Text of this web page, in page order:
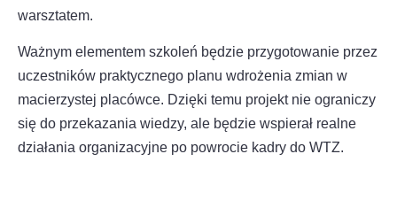
warsztatem.
Ważnym elementem szkoleń będzie przygotowanie przez
uczestników praktycznego planu wdrożenia zmian w
macierzystej placówce. Dzięki temu projekt nie ograniczy
się do przekazania wiedzy, ale będzie wspierał realne
działania organizacyjne po powrocie kadry do WTZ.